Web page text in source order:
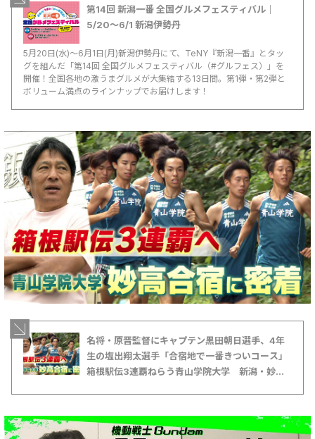
第14回 新潟一番 全国グルメフェスティバル｜
5/20〜6/1 新潟伊勢丹
5月20日(水)～6月1日(月)新潟伊勢丹にて、TeNY『新潟一番』とタッ
グを組んだ「第14回 全国グルメフェスティバル（#グルフェス）」を
開催！全国各地の激うまグルメが大集結する13日間。第1弾・第2弾と
ボリューム満点のラインナップでお届けします！
名将・原晋監督にキャプテン黒田朝日選手、4年
生の塩出翔太選手「合宿地で一番きついコース」
箱根駅伝3連覇ねらう青山学院大学 新潟・妙高